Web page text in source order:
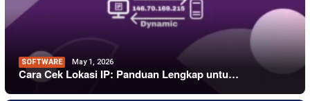
SOFTWARE May 1, 2026
Cara Cek Lokasi IP: Panduan Lengkap untu…